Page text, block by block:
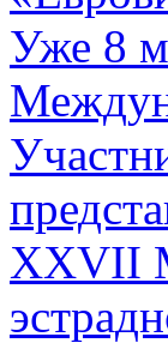
Уже 8
XXVII